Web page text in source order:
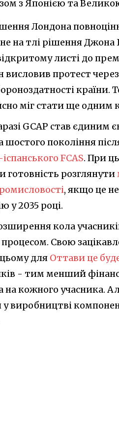
з Японією та
Лондона
на тлі рішення Джона
листі до
висловив протест
міг стати ще одним
GCAP став єдиним
покоління
FCAS. При
готовність розглянути
, якщо це
у 2035 році.
кола
Свою
для Оттави це
- тим менший
кожного учасника.
у виробництві